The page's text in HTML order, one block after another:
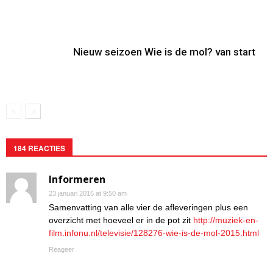
Nieuw seizoen Wie is de mol? van start
184 REACTIES
Informeren
23 januari 2015 at 9:50 am
Samenvatting van alle vier de afleveringen plus een
overzicht met hoeveel er in de pot zit http://muziek-en-
film.infonu.nl/televisie/128276-wie-is-de-mol-2015.html
Reageer